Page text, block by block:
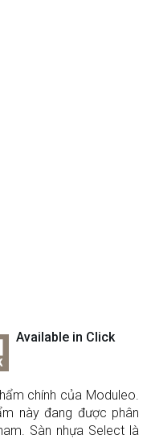
Available in Click
chính của Moduleo.
này đang được phân
Sàn nhựa Select là